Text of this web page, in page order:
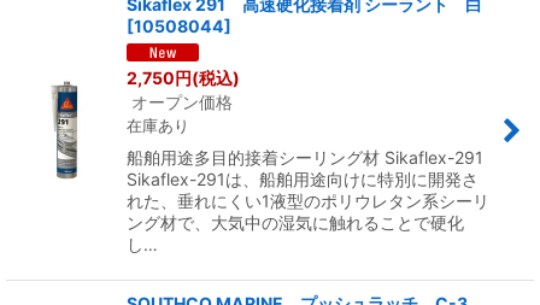
[10508044]
2,750円(税込)
オープン価格
在庫あり
船舶用途多目的接着シーリング材 Sikaflex-291
Sikaflex-291は、船舶用途向けに特別に開発さ
れた、垂れにくい1液型のポリウレタン系シーリ
ング材で、大気中の湿気に触れることで硬化
し…